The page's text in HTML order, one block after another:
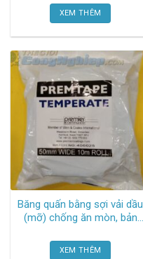
46831 Heskins
XEM THÊM
Băng quấn bằng sợi vải dầu
(mỡ) chống ăn mòn, bản
1.15mm TGCN-50332XEM THÊM